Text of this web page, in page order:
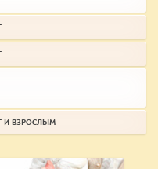
И ВЗРОСЛЫМ